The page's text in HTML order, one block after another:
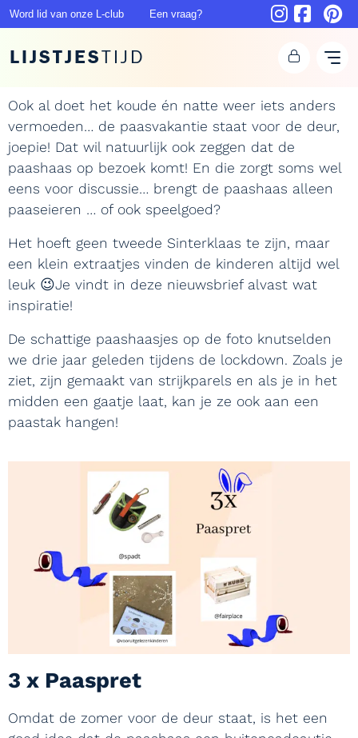
Word lid van onze L-club Een vraag?
LIJSTJESTIJD
Ook al doet het koude én natte weer iets anders
vermoeden… de paasvakantie staat voor de deur,
joepie! Dat wil natuurlijk ook zeggen dat de
paashaas op bezoek komt! En die zorgt soms wel
eens voor discussie… brengt de paashaas alleen
paaseieren … of ook speelgoed?
Het hoeft geen tweede Sinterklaas te zijn, maar
een klein extraatjes vinden de kinderen altijd wel
leuk 😉Je vindt in deze nieuwsbrief alvast wat
inspiratie!
De schattige paashaasjes op de foto knutselden
we drie jaar geleden tijdens de lockdown. Zoals je
ziet, zijn gemaakt van strijkparels en als je in het
midden een gaatje laat, kan je ze ook aan een
paastak hangen!
3 x Paaspret
Omdat de zomer voor de deur staat, is het een